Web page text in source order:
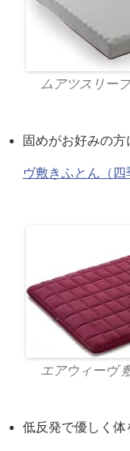
ムアツスリー
固めがお好みの方
ヴ敷きふとん（四
エアウィーヴ
低反発で優しく体